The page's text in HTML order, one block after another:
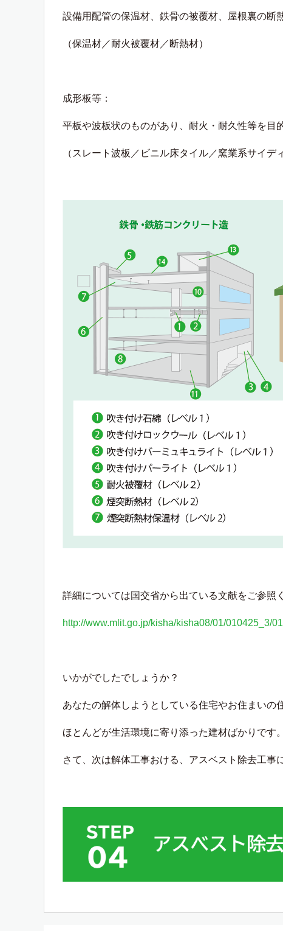
設備用配管の保温材、鉄骨の被覆材、屋根裏の断
（保温材／耐火被覆材／断熱材）
成形板等：
平板や波板状のものがあり、耐火・耐久性等を目
（スレート波板／ビニル床タイル／窯業系サイデ
詳細については国交省から出ている文献をご参照
http://www.mlit.go.jp/kisha/kisha08/01/010425_3/
いかがでしたでしょうか？
あなたの解体しようとしている住宅やお住まいの
ほとんどが生活環境に寄り添った建材ばかりです
さて、次は解体工事おける、アスベスト除去工事